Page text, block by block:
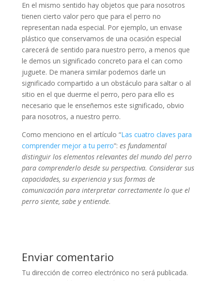
En el mismo sentido hay objetos que para nosotros
tienen cierto valor pero que para el perro no
representan nada especial. Por ejemplo, un envase
plástico que conservamos de una ocasión especial
carecerá de sentido para nuestro perro, a menos que
le demos un significado concreto para el can como
juguete. De manera similar podemos darle un
significado compartido a un obstáculo para saltar o al
sitio en el que duerme el perro, pero para ello es
necesario que le enseñemos este significado, obvio
para nosotros, a nuestro perro.
Como menciono en el artículo “Las cuatro claves para
comprender mejor a tu perro”: es fundamental
distinguir los elementos relevantes del mundo del perro
para comprenderlo desde su perspectiva. Considerar sus
capacidades, su experiencia y sus formas de
comunicación para interpretar correctamente lo que el
perro siente, sabe y entiende.
Enviar comentario
Tu dirección de correo electrónico no será publicada.